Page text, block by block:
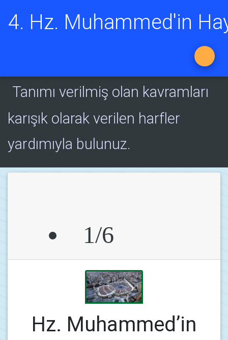
4. Hz. Muhammed'in
Tanımı verilmiş olan kavramları
karışık olarak verilen harfler
yardımıyla bulunuz.
1/6
Hz. Muhammed’in